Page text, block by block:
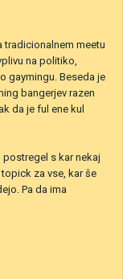
tradicionalnem meetu
na politiko,
gaymingu. Beseda je
bangerjev razen
da je ful ene kul
postregel s kar nekaj
za vse, kar še
Pa da ima